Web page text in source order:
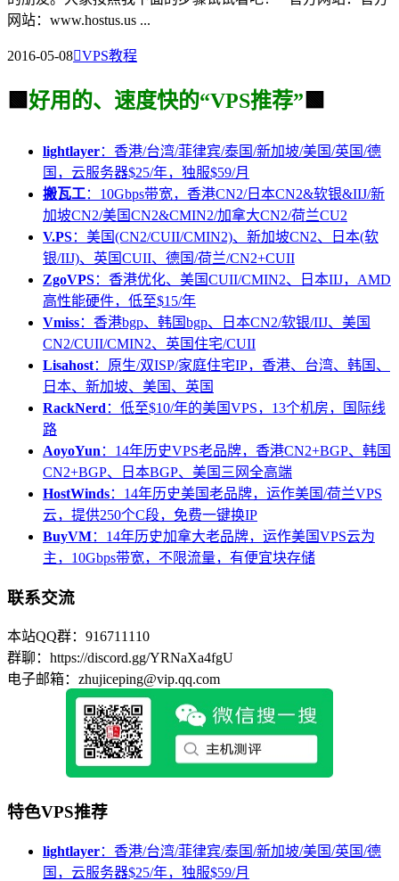
网站：www.hostus.us ...
2016-05-08VPS教程
🟩 好用的、速度快的“VPS推荐” 🟩
lightlayer：香港/台湾/菲律宾/泰国/新加坡/美国/英国/德
国，云服务器$25/年，独服$59/月
搬瓦工：10Gbps带宽，香港CN2/日本CN2&软银&IIJ/新
加坡CN2/美国CN2&CMIN2/加拿大CN2/荷兰CU2
V.PS：美国(CN2/CUII/CMIN2)、新加坡CN2、日本(软
银/IIJ)、英国CUII、德国/荷兰/CN2+CUII
ZgoVPS：香港优化、美国CUII/CMIN2、日本IIJ，AMD
高性能硬件，低至$15/年
Vmiss：香港bgp、韩国bgp、日本CN2/软银/IIJ、美国
CN2/CUII/CMIN2、英国住宅/CUII
Lisahost：原生/双ISP/家庭住宅IP，香港、台湾、韩国、
日本、新加坡、美国、英国
RackNerd ：低至$10/年的美国VPS，13个机房，国际线
路
AoyoYun ：14年历史VPS老品牌，香港CN2+BGP、韩国
CN2+BGP、日本BGP、美国三网全高端
HostWinds：14年历史美国老品牌，运作美国/荷兰VPS
云，提供250个C段，免费一键换IP
BuyVM：14年历史加拿大老品牌，运作美国VPS云为
主，10Gbps带宽，不限流量，有便宜块存储
联系交流
本站QQ群：916711110
群聊：https://discord.gg/YRNaXa4fgU
电子邮箱：zhujiceping@vip.qq.com
特色VPS推荐
lightlayer：香港/台湾/菲律宾/泰国/新加坡/美国/英国/德
国，云服务器$25/年，独服$59/月